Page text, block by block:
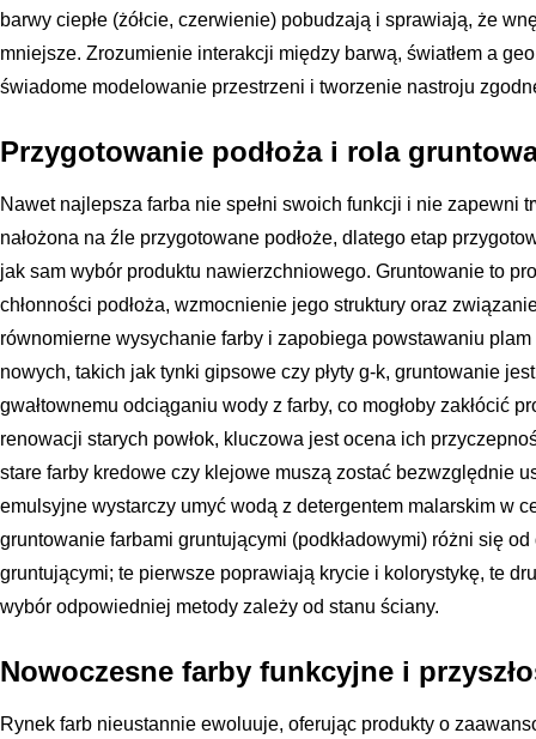
barwy ciepłe (żółcie, czerwienie) pobudzają i sprawiają, że
mniejsze. Zrozumienie interakcji między barwą, światłem a
świadome modelowanie przestrzeni i tworzenie nastroju
Przygotowanie podłoża i rola
Nawet najlepsza farba nie spełni swoich funkcji i nie zapewni
nałożona na źle przygotowane podłoże, dlatego etap
jak sam wybór produktu nawierzchniowego. Gruntowanie to
chłonności podłoża, wzmocnienie jego struktury oraz
równomierne wysychanie farby i zapobiega powstawaniu
nowych, takich jak tynki gipsowe czy płyty g-k, gruntowanie
gwałtownemu odciąganiu wody z farby, co mogłoby zakłócić
renowacji starych powłok, kluczowa jest ocena ich
stare farby kredowe czy klejowe muszą zostać bezwzględnie
emulsyjne wystarczy umyć wodą z detergentem malarskim w
gruntowanie farbami gruntującymi (podkładowymi) różni się
gruntującymi; te pierwsze poprawiają krycie i kolorystykę, te
wybór odpowiedniej metody zależy od stanu ściany.
Nowoczesne farby funkcyjne i
Rynek farb nieustannie ewoluuje, oferując produkty o